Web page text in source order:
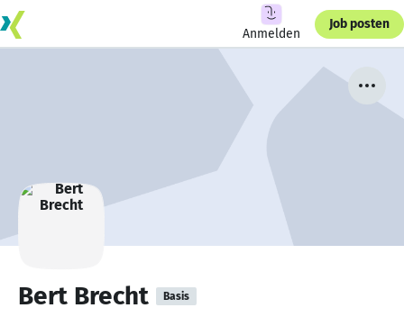
Anmelden
Job posten
Bert Brecht Basis